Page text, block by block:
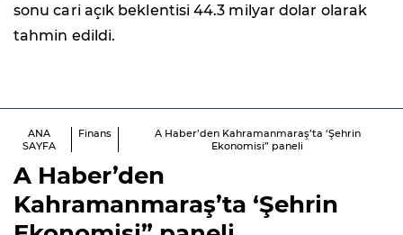
sonu cari açık beklentisi 44.3 milyar dolar olarak
tahmin edildi.
ANA
SAYFA
Finans
A Haber’den Kahramanmaraş’ta ‘Şehrin
Ekonomisi” paneli
A Haber’den
Kahramanmaraş’ta ‘Şehrin